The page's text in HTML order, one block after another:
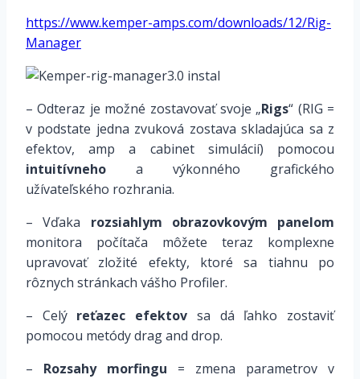
https://www.kemper-amps.com/downloads/12/Rig-
Manager
– Odteraz je možné zostavovať svoje „Rigs“ (RIG =
v podstate jedna zvuková zostava skladajúca sa z
efektov, amp a cabinet simulácií) pomocou
intuitívneho a výkonného grafického
užívateľského rozhrania.
– Vďaka rozsiahlym obrazovkovým panelom
monitora počítača môžete teraz komplexne
upravovať zložité efekty, ktoré sa tiahnu po
rôznych stránkach vášho Profiler.
– Celý reťazec efektov sa dá ľahko zostaviť
pomocou metódy drag and drop.
– Rozsahy morfingu = zmena parametrov v